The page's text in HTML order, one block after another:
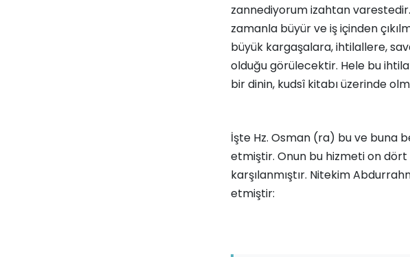
zannediyorum izahtan
zamanla büyür ve iş içinden
büyük kargaşalara, ihtilallere,
olduğu görülecektir. Hele bu
bir dinin, kudsî kitabı üzerinde
İşte Hz. Osman (ra) bu ve buna
etmiştir. Onun bu hizmeti on
karşılanmıştır. Nitekim
etmiştir: